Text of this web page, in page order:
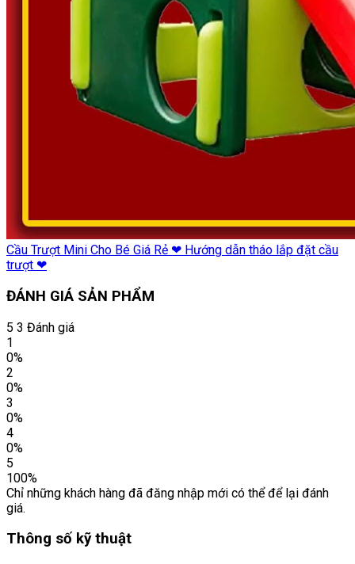
Cầu Trượt Mini Cho Bé Giá Rẻ ❤ Hướng dẫn tháo lắp đặt cầu
trượt ❤
ĐÁNH GIÁ SẢN PHẨM
5 3 Đánh giá
1
0%
2
0%
3
0%
4
0%
5
100%
Chỉ những khách hàng đã đăng nhập mới có thể để lại đánh
giá.
Thông số kỹ thuật